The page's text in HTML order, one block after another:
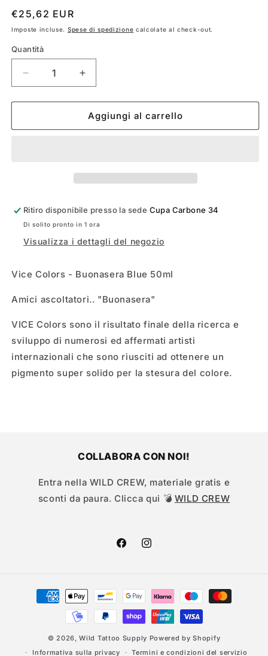
Prezzo
di
€25,62 EUR
Imposte incluse. Spese di spedizione calcolate al check-out.
Quantità
Diminuisci
quantità
per
BUONASERA
BLUE
Aumenta
quantità
per
BUONASERA
BLUE
Aggiungi al carrello
Ritiro disponibile presso la sede Cupa Carbone 34
Di solito pronto in 1 ora
Visualizza i dettagli del negozio
Vice Colors - Buonasera Blue 50ml
Amici ascoltatori.. "Buonasera"
VICE Colors sono il risultato finale della ricerca e
sviluppo di numerosi ed affermati artisti
internazionali che sono riusciti ad ottenere un
pigmento super solido per la stesura del colore.
COLLABORA CON NOI!
Entra nella WILD CREW, materiale gratis e
sconti da paura. Clicca qui 💣 WILD CREW
FacebookInstagram
Metodi
pagamento
© 2026,Wild Tattoo Supply Powered by Shopify
Informativa sulla privacy
Termini e condizioni del servizio